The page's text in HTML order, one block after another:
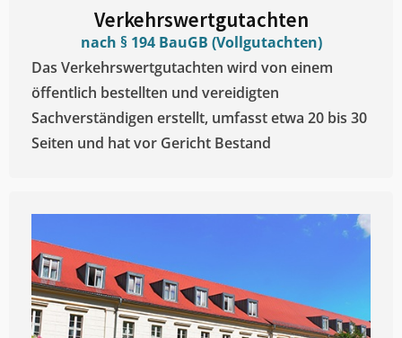
Verkehrswertgutachten
nach § 194 BauGB (Vollgutachten)
Das Verkehrswertgutachten wird von einem
öffentlich bestellten und vereidigten
Sachverständigen erstellt, umfasst etwa 20 bis 30
Seiten und hat vor Gericht Bestand